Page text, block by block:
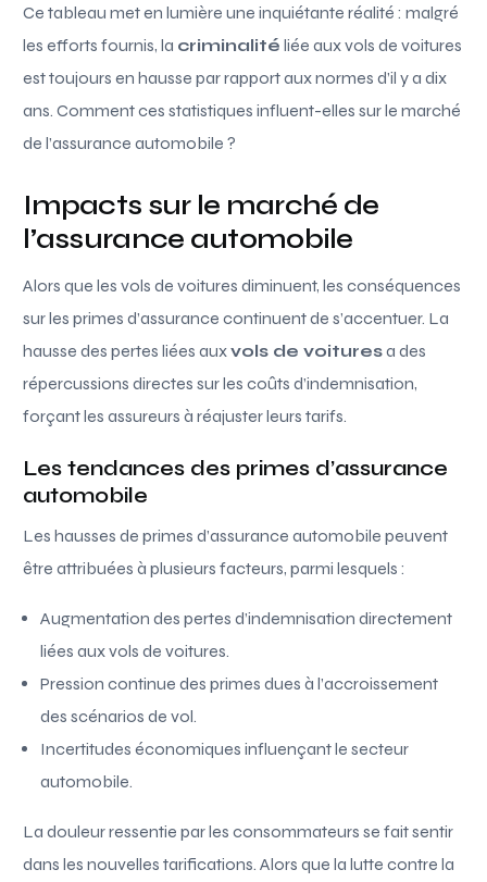
Ce tableau met en lumière une inquiétante réalité : malgré
les efforts fournis, la criminalité liée aux vols de voitures
est toujours en hausse par rapport aux normes d’il y a dix
ans. Comment ces statistiques influent-elles sur le marché
de l’assurance automobile ?
Impacts sur le marché de
l’assurance automobile
Alors que les vols de voitures diminuent, les conséquences
sur les primes d’assurance continuent de s’accentuer. La
hausse des pertes liées auxvols de voituresa des
répercussions directes sur les coûts d’indemnisation,
forçant les assureurs à réajuster leurs tarifs.
Les tendances des primes d’assurance
automobile
Les hausses de primes d’assurance automobile peuvent
être attribuées à plusieurs facteurs, parmi lesquels :
Augmentation des pertes d’indemnisation directement
liées aux vols de voitures.
Pression continue des primes dues à l’accroissement
des scénarios de vol.
Incertitudes économiques influençant le secteur
automobile.
La douleur ressentie par les consommateurs se fait sentir
dans les nouvelles tarifications. Alors que la lutte contre la